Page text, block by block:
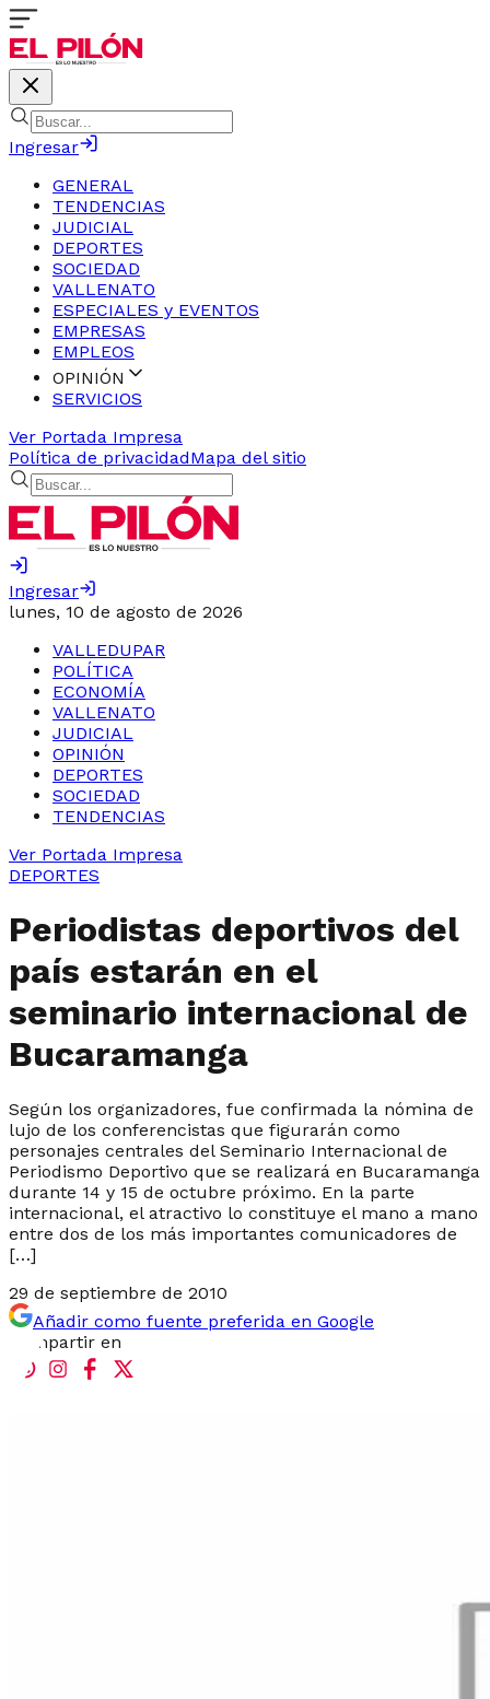
Ingresar
GENERAL
TENDENCIAS
JUDICIAL
DEPORTES
SOCIEDAD
VALLENATO
ESPECIALES y EVENTOS
EMPRESAS
EMPLEOS
OPINIÓN
SERVICIOS
Ver Portada Impresa
Política de privacidadMapa del sitio
Ingresar
lunes, 10 de agosto de 2026
VALLEDUPAR
POLÍTICA
ECONOMÍA
VALLENATO
JUDICIAL
OPINIÓN
DEPORTES
SOCIEDAD
TENDENCIAS
Ver Portada Impresa
DEPORTES
Periodistas deportivos del
país estarán en el
seminario internacional de
Bucaramanga
Según los organizadores, fue confirmada la nómina de
lujo de los conferencistas que figurarán como
personajes centrales del Seminario Internacional de
Periodismo Deportivo que se realizará en Bucaramanga
durante 14 y 15 de octubre próximo. En la parte
internacional, el atractivo lo constituye el mano a mano
entre dos de los más importantes comunicadores de
[…]
29 de septiembre de 2010
Añadir como fuente preferida en Google
Compartir en